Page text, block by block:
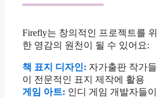
Firefly는 창의적인 프로젝트를 위
한 영감의 원천이 될 수 있어요:
책 표지 디자인: 자가출판 작가들
이 전문적인 표지 제작에 활용
게임 아트: 인디 게임 개발자들이